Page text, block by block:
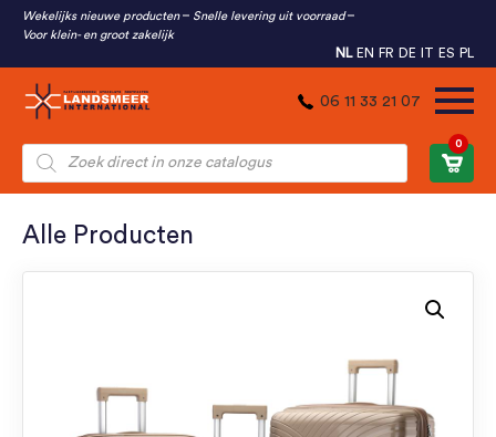
Wekelijks nieuwe producten
Snelle levering uit voorraad
Voor klein- en groot zakelijk
NL EN FR DE IT ES PL
06 11 33 21 07
Producten
zoeken
0
Alle Producten